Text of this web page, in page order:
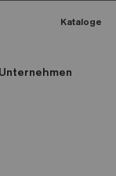
Unternehmen
Kataloge